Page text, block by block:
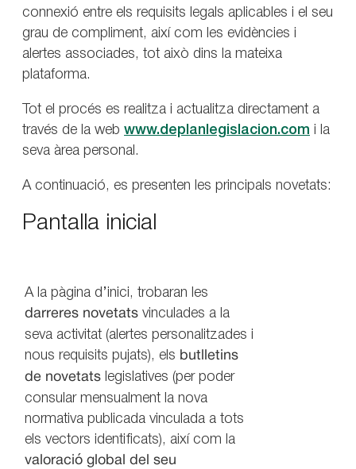
connexió entre els requisits legals aplicables i el seu
grau de compliment, així com les evidències i
alertes associades, tot això dins la mateixa
plataforma.
Tot el procés es realitza i actualitza directament a
través de la web www.deplanlegislacion.com i la
seva àrea personal.
A continuació, es presenten les principals novetats:
Pantalla inicial
A la pàgina d’inici, trobaran les
darreres novetats vinculades a la
seva activitat (alertes personalitzades i
nous requisits pujats), els butlletins
de novetats legislatives (per poder
consular mensualment la nova
normativa publicada vinculada a tots
els vectors identificats), així com la
valoració global del seu